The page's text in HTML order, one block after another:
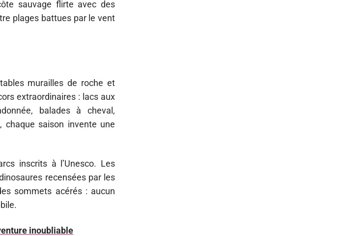
sauvage flirte avec des
plages battues par le vent
murailles de roche et
extraordinaires : lacs aux
balades à cheval,
chaque saison invente une
inscrits à l’Unesco. Les
recensées par les
sommets acérés : aucun
inoubliable